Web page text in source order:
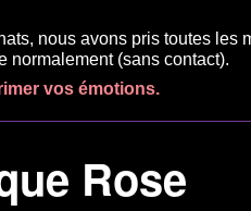
nous avons pris toutes
normalement (sans contact).
vos émotions.
Rose